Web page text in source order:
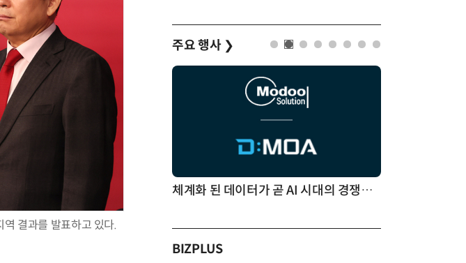
결과를 발표하고 있다.
주요 행사 ❯
체계화 된 데이터가 곧 AI 시대의 경쟁력이다
BIZPLUS